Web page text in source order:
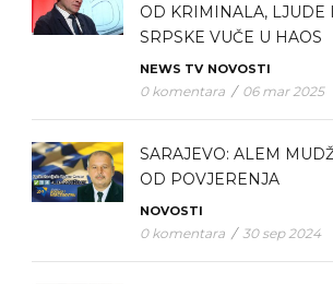
OD KRIMINALA, LJUDE
SRPSKE VUČE U HAOS
NEWS TV NOVOSTI
0 komentara / 06 mar 2025
SARAJEVO: ALEM
OD POVJERENJA
NOVOSTI
0 komentara / 30 sep 2024